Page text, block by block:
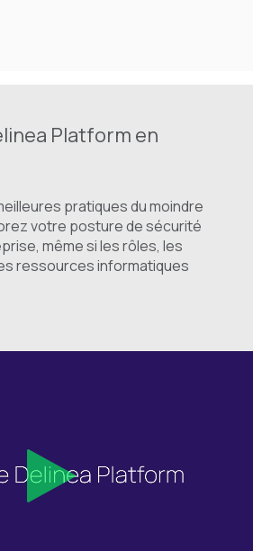
Platform en
pratiques du moindre
votre posture de sécurité
même si les rôles, les
ressources informatiques